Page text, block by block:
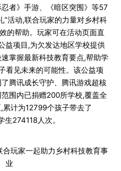
者》手游、《暗区突围》等57
”活动,联合玩家的力量对乡村科
的帮助。玩家可在活动页面直
益项目,为欠发达地区学校提供
掌握最新科技教育要点,帮助学
看见未来的可能性。该公益项
腾讯成长守护、腾讯游戏超核
围内已捐赠200所学校,覆盖全
计为12799个孩子带去了
274118人次。
合玩家一起助力乡村科技教育事
业